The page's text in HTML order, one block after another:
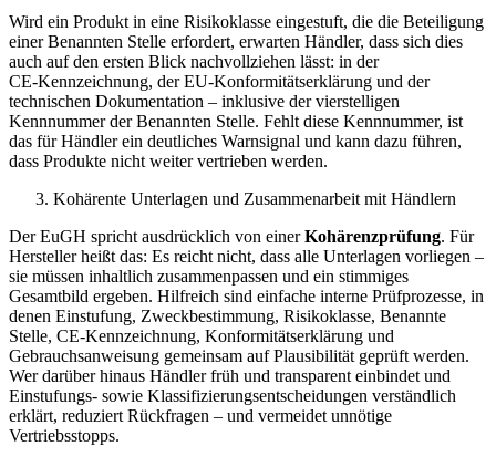
Wird ein Produkt in eine Risikoklasse eingestuft, die die Beteiligung
einer Benannten Stelle erfordert, erwarten Händler, dass sich dies
auch auf den ersten Blick nachvollziehen lässt: in der
CE‑Kennzeichnung, der EU‑Konformitätserklärung und der
technischen Dokumentation – inklusive der vierstelligen
Kennnummer der Benannten Stelle. Fehlt diese Kennnummer, ist
das für Händler ein deutliches Warnsignal und kann dazu führen,
dass Produkte nicht weiter vertrieben werden.
Kohärente Unterlagen und Zusammenarbeit mit Händlern
Der EuGH spricht ausdrücklich von einerKohärenzprüfung. Für
Hersteller heißt das: Es reicht nicht, dass alle Unterlagen vorliegen –
sie müssen inhaltlich zusammenpassen und ein stimmiges
Gesamtbild ergeben. Hilfreich sind einfache interne Prüfprozesse, in
denen Einstufung, Zweckbestimmung, Risikoklasse, Benannte
Stelle, CE‑Kennzeichnung, Konformitätserklärung und
Gebrauchsanweisung gemeinsam auf Plausibilität geprüft werden.
Wer darüber hinaus Händler früh und transparent einbindet und
Einstufungs‑ sowie Klassifizierungsentscheidungen verständlich
erklärt, reduziert Rückfragen – und vermeidet unnötige
Vertriebsstopps.